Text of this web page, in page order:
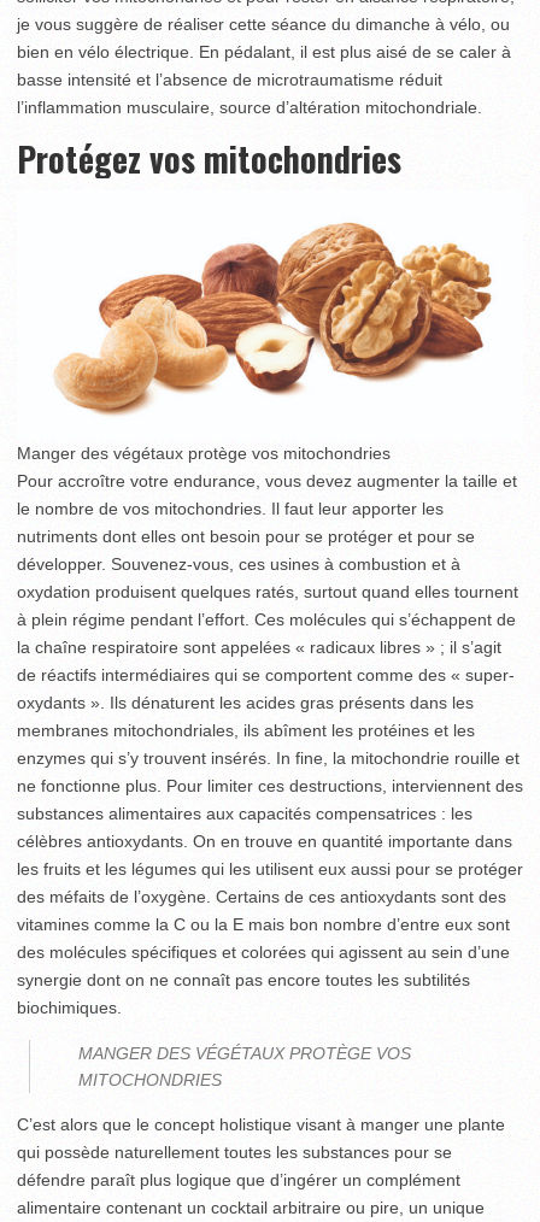
je vous suggère de réaliser cette séance du dimanche à vélo, ou
bien en vélo électrique. En pédalant, il est plus aisé de se caler à
basse intensité et l’absence de microtraumatisme réduit
l’inflammation musculaire, source d’altération mitochondriale.
Protégez vos mitochondries
Manger des végétaux protège vos mitochondries
Pour accroître votre endurance, vous devez augmenter la taille et
le nombre de vos mitochondries. Il faut leur apporter les
nutriments dont elles ont besoin pour se protéger et pour se
développer. Souvenez-vous, ces usines à combustion et à
oxydation produisent quelques ratés, surtout quand elles tournent
à plein régime pendant l’effort. Ces molécules qui s’échappent de
la chaîne respiratoire sont appelées « radicaux libres » ; il s’agit
de réactifs intermédiaires qui se comportent comme des « super-
oxydants ». Ils dénaturent les acides gras présents dans les
membranes mitochondriales, ils abîment les protéines et les
enzymes qui s’y trouvent insérés. In fine, la mitochondrie rouille et
ne fonctionne plus. Pour limiter ces destructions, interviennent des
substances alimentaires aux capacités compensatrices : les
célèbres antioxydants. On en trouve en quantité importante dans
les fruits et les légumes qui les utilisent eux aussi pour se protéger
des méfaits de l’oxygène. Certains de ces antioxydants sont des
vitamines comme la C ou la E mais bon nombre d’entre eux sont
des molécules spécifiques et colorées qui agissent au sein d’une
synergie dont on ne connaît pas encore toutes les subtilités
biochimiques.
MANGER DES VÉGÉTAUX PROTÈGE VOS
MITOCHONDRIES
C’est alors que le concept holistique visant à manger une plante
qui possède naturellement toutes les substances pour se
défendre paraît plus logique que d’ingérer un complément
alimentaire contenant un cocktail arbitraire ou pire, un unique